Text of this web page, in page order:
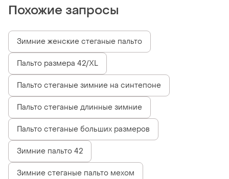
Похожие запросы
Зимние женские стеганые пальто
Пальто размера 42/XL
Пальто стеганые зимние на синтепоне
Пальто стеганые длинные зимние
Пальто стеганые больших размеров
Зимние пальто 42
Зимние стеганые пальто мехом